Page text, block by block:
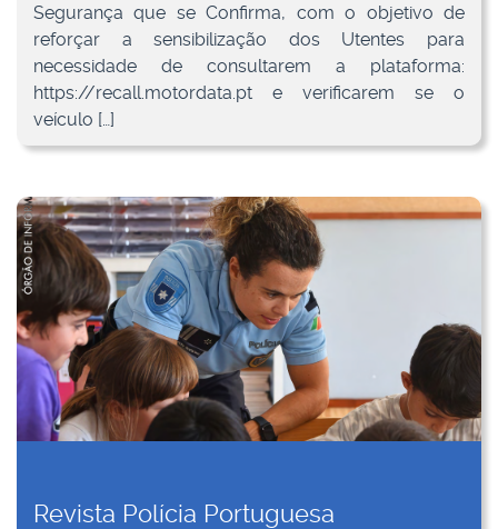
Segurança que se Confirma, com o objetivo de
reforçar a sensibilização dos Utentes para
necessidade de consultarem a plataforma:
https://recall.motordata.pt e verificarem se o
veículo […]
Revista Polícia Portuguesa